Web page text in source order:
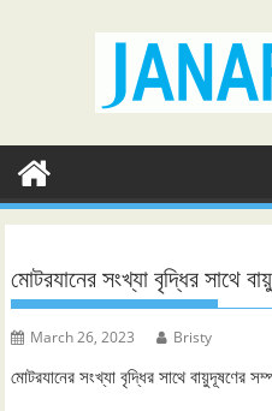
মোটরযানের সংখ্যা বৃদ্ধির সাথে
March 26, 2023 Bristy
মোটরযানের সংখ্যা বৃদ্ধির সাথে বায়ুদূষণের